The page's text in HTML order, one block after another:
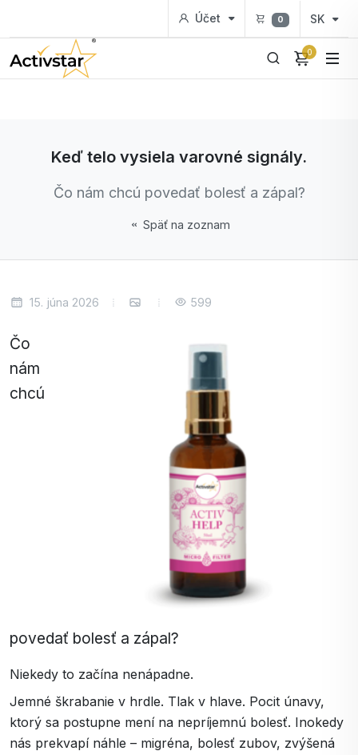
Účet 0 SK
0
Keď telo vysiela varovné signály.
Čo nám chcú povedať bolesť a zápal?
Späť na zoznam
15. júna 2026 599
Čo
nám
chcú
povedať bolesť a zápal?
Niekedy to začína nenápadne.
Jemné škrabanie v hrdle. Tlak v hlave. Pocit únavy,
ktorý sa postupne mení na nepríjemnú bolesť. Inokedy
nás prekvapí náhle – migréna, bolesť zubov, zvýšená